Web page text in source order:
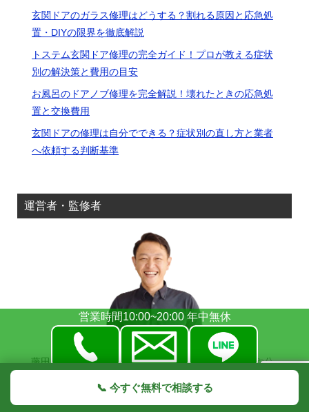
📞 今すぐ無料で相談する
玄関ドアのガラス修理はどうする？割れる原因と応急処
置・DIYの限界を徹底解説
トステム玄関ドア修理の完全ガイド！プロが教える症状
別の解決策と費用の目安
お風呂のドアノブ修理を完全解説！壊れたときの応急処
置と交換費用
玄関ドアの修理は自分でできる？症状別の直し方と業者
へ依頼する判断基準
運営者・監修者
藤田 政昭 （有限会社カギの修理屋さん 代表） 銀行や公
場で長年経験を積んだ「鍵と扉のスペシャリスト」で
営業時間10:00~20:00 年中無休
シェア